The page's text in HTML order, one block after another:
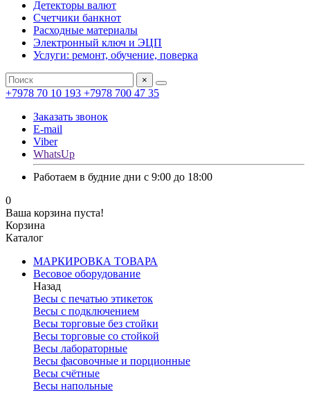
Детекторы валют
Счетчики банкнот
Расходные материалы
Электронный ключ и ЭЦП
Услуги: ремонт, обучение, поверка
×
+7978 70 10 193 +7978 700 47 35
Заказать звонок
E-mail
Viber
WhatsUp
Работаем в будние дни с 9:00 до 18:00
0
Ваша корзина пуста!
Корзина
Каталог
МАРКИРОВКА ТОВАРА
Весовое оборудование
Назад
Весы с печатью этикеток
Весы с подключением
Весы торговые без стойки
Весы торговые со стойкой
Весы лабораторные
Весы фасовочные и порционные
Весы счётные
Весы напольные